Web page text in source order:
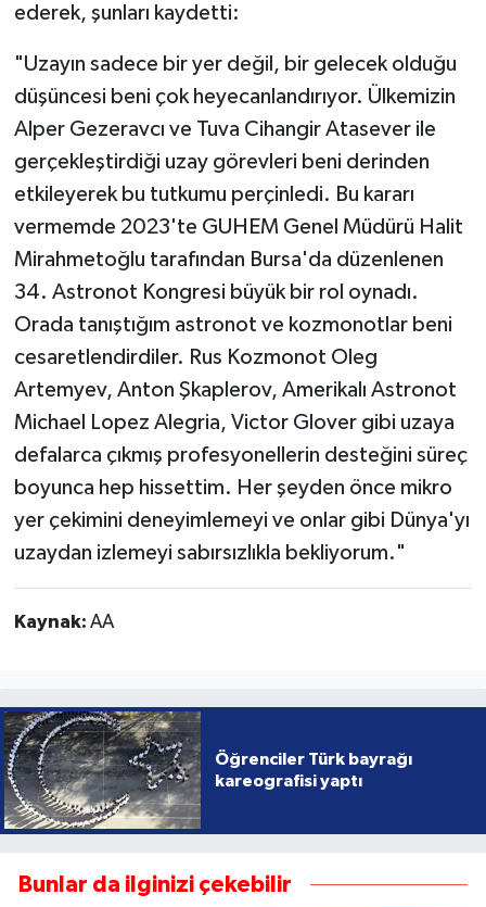
ederek, şunları kaydetti:
"Uzayın sadece bir yer değil, bir gelecek olduğu
düşüncesi beni çok heyecanlandırıyor. Ülkemizin
Alper Gezeravcı ve Tuva Cihangir Atasever ile
gerçekleştirdiği uzay görevleri beni derinden
etkileyerek bu tutkumu perçinledi. Bu kararı
vermemde 2023'te GUHEM Genel Müdürü Halit
Mirahmetoğlu tarafından Bursa'da düzenlenen
34. Astronot Kongresi büyük bir rol oynadı.
Orada tanıştığım astronot ve kozmonotlar beni
cesaretlendirdiler. Rus Kozmonot Oleg
Artemyev, Anton Şkaplerov, Amerikalı Astronot
Michael Lopez Alegria, Victor Glover gibi uzaya
defalarca çıkmış profesyonellerin desteğini süreç
boyunca hep hissettim. Her şeyden önce mikro
yer çekimini deneyimlemeyi ve onlar gibi Dünya'yı
uzaydan izlemeyi sabırsızlıkla bekliyorum."
Kaynak: AA
Öğrenciler Türk bayrağı
kareografisi yaptı
Bunlar da ilginizi çekebilir